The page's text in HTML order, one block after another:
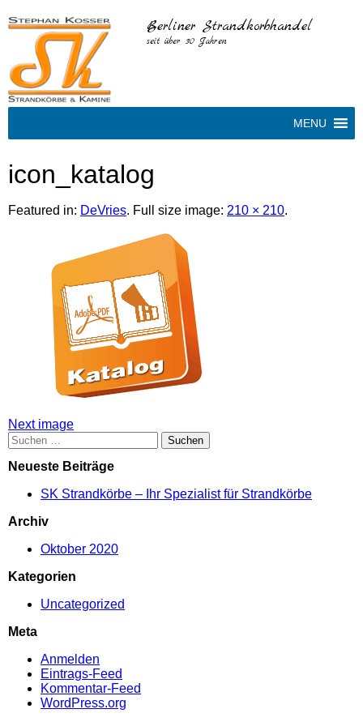
Berliner Strandkorbhandel
seit über 30 Jahren
MENU
icon_katalog
Featured in: DeVries. Full size image: 210 × 210.
Attachment
post
navigation
Next image
Suchen
nach:
Neueste Beiträge
SK Strandkörbe – Ihr Spezialist für Strandkörbe
Archiv
Oktober 2020
Kategorien
Uncategorized
Meta
Anmelden
Eintrags-Feed
Kommentar-Feed
WordPress.org